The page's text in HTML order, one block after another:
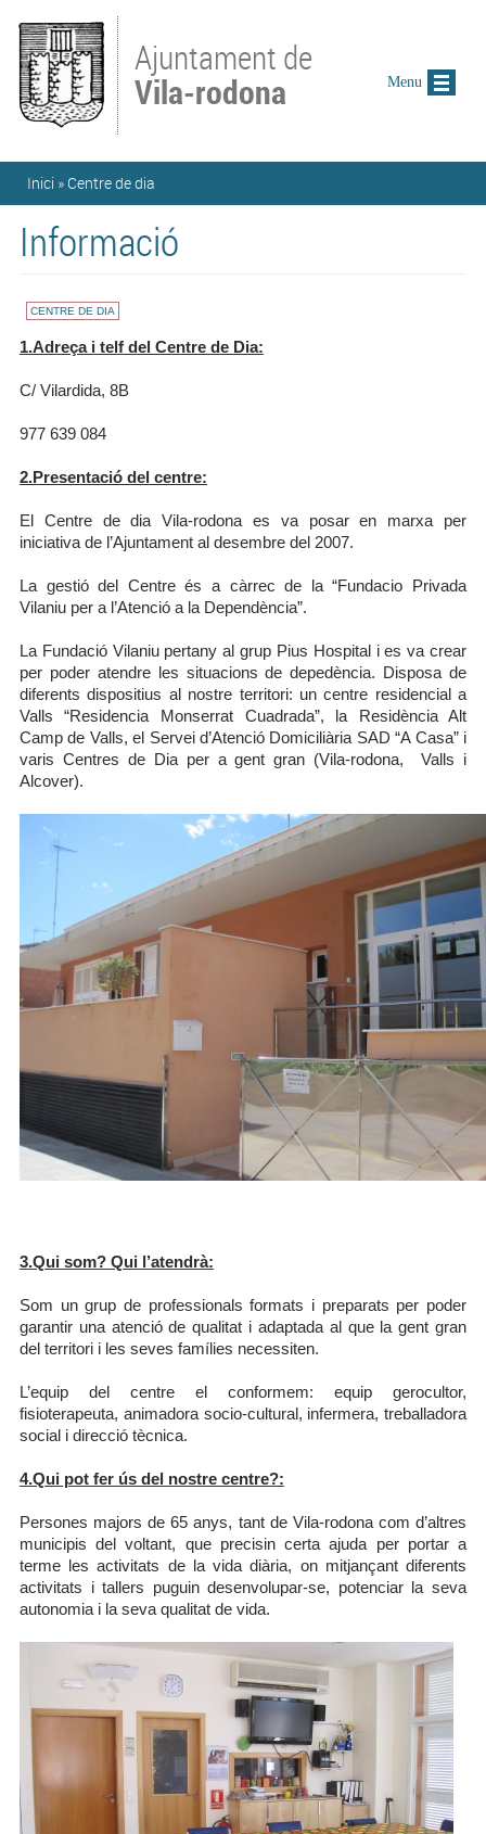
Ajuntament de
Vila-rodona
Esteu aquí
Inici » Centre de dia
Informació
CENTRE DE DIA
1.Adreça i telf del Centre de Dia:
C/ Vilardida, 8B
977 639 084
2.Presentació del centre:
El Centre de dia Vila-rodona es va posar en marxa per
iniciativa de l’Ajuntament al desembre del 2007.
La gestió del Centre és a càrrec de la “Fundacio Privada
Vilaniu per a l’Atenció a la Dependència”.
La Fundació Vilaniu pertany al grup Pius Hospital i es va crear
per poder atendre les situacions de depedència. Disposa de
diferents dispositius al nostre territori: un centre residencial a
Valls “Residencia Monserrat Cuadrada”, la Residència Alt
Camp de Valls, el Servei d’Atenció Domiciliària SAD “A Casa” i
varis Centres de Dia per a gent gran (Vila-rodona, Valls i
Alcover).
3.Qui som? Qui l’atendrà:
Som un grup de professionals formats i preparats per poder
garantir una atenció de qualitat i adaptada al que la gent gran
del territori i les seves famílies necessiten.
L’equip del centre el conformem: equip gerocultor,
fisioterapeuta, animadora socio-cultural, infermera, treballadora
social i direcció tècnica.
4.Qui pot fer ús del nostre centre?:
Persones majors de 65 anys, tant de Vila-rodona com d’altres
municipis del voltant, que precisin certa ajuda per portar a
terme les activitats de la vida diària, on mitjançant diferents
activitats i tallers puguin desenvolupar-se, potenciar la seva
autonomia i la seva qualitat de vida.
Menu